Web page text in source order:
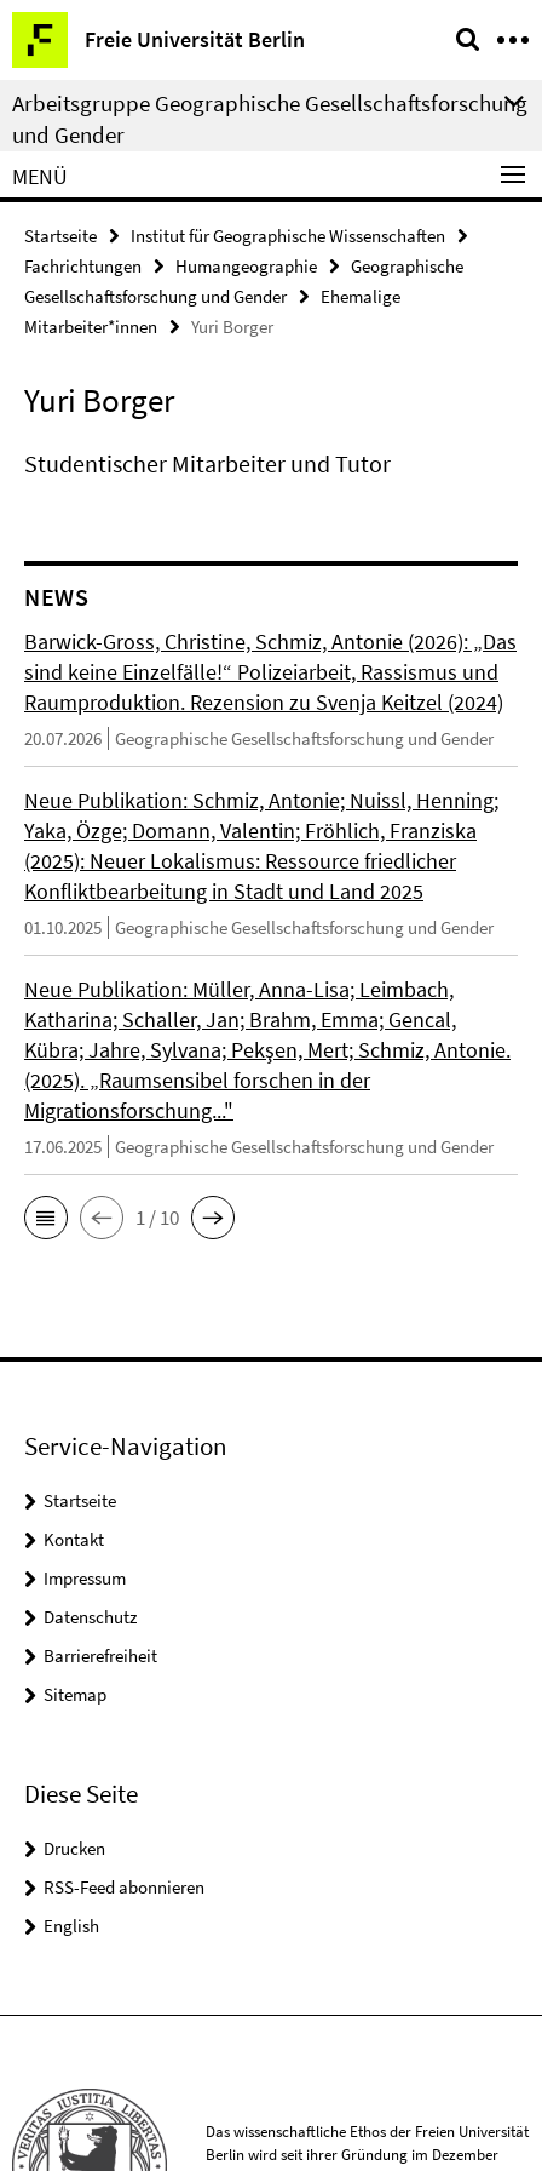
Springe
direkt
zu
Inhalt
Freie Universität Berlin
Service-
Navigation
Arbeitsgruppe Geographische Gesellschaftsforschung
und Gender
MENÜ
Startseite
Institut für Geographische Wissenschaften
Fachrichtungen
Humangeographie
Geographische
Gesellschaftsforschung und Gender
Ehemalige
Mitarbeiter*innen
Yuri Borger
Yuri Borger
Studentischer Mitarbeiter und Tutor
NEWS
Barwick-Gross, Christine, Schmiz, Antonie (2026): „Das
sind keine Einzelfälle!“ Polizeiarbeit, Rassismus und
Raumproduktion. Rezension zu Svenja Keitzel (2024)
20.07.2026 Geographische Gesellschaftsforschung und Gender
Neue Publikation: Schmiz, Antonie; Nuissl, Henning;
Yaka, Özge; Domann, Valentin; Fröhlich, Franziska
(2025): Neuer Lokalismus: Ressource friedlicher
Konfliktbearbeitung in Stadt und Land 2025
01.10.2025 Geographische Gesellschaftsforschung und Gender
Neue Publikation: Müller, Anna-Lisa; Leimbach,
Katharina; Schaller, Jan; Brahm, Emma; Gencal,
Kübra; Jahre, Sylvana; Pekşen, Mert; Schmiz, Antonie.
(2025). „Raumsensibel forschen in der
Migrationsforschung..."
17.06.2025 Geographische Gesellschaftsforschung und Gender
1 / 10
Service-Navigation
Startseite
Kontakt
Impressum
Datenschutz
Barrierefreiheit
Sitemap
Diese Seite
Drucken
RSS-Feed abonnieren
English
Das wissenschaftliche Ethos der Freien Universität
Berlin wird seit ihrer Gründung im Dezember